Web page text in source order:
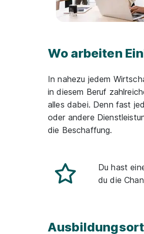
Wo arbeiten
In nahezu jedem
in diesem Beruf
alles dabei. Denn fast
oder andere
die Beschaffung.
Du hast
du die